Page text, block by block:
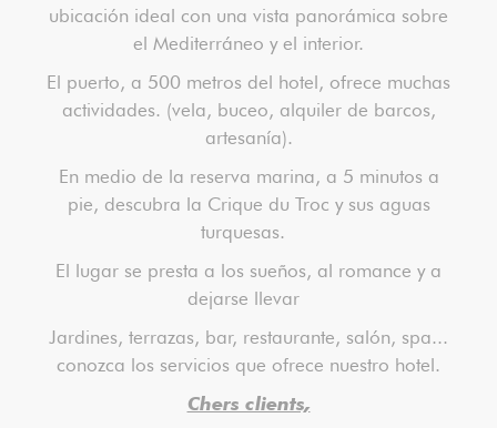
ubicación ideal con una vista panorámica sobre
el Mediterráneo y el interior.
El puerto, a 500 metros del hotel, ofrece muchas
actividades. (vela, buceo, alquiler de barcos,
artesanía).
En medio de la reserva marina, a 5 minutos a
pie, descubra la Crique du Troc y sus aguas
turquesas.
El lugar se presta a los sueños, al romance y a
dejarse llevar
Jardines, terrazas, bar, restaurante, salón, spa...
conozca los servicios que ofrece nuestro hotel.
Chers clients,